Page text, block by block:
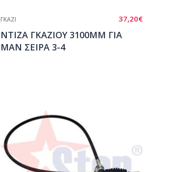
37,20€
ΓΚΑΖΙ
ΝΤΙΖΑ ΓΚΑΖΙΟΥ 3100ΜΜ ΓΙΑ
ΜΑΝ ΣΕΙΡΑ 3-4